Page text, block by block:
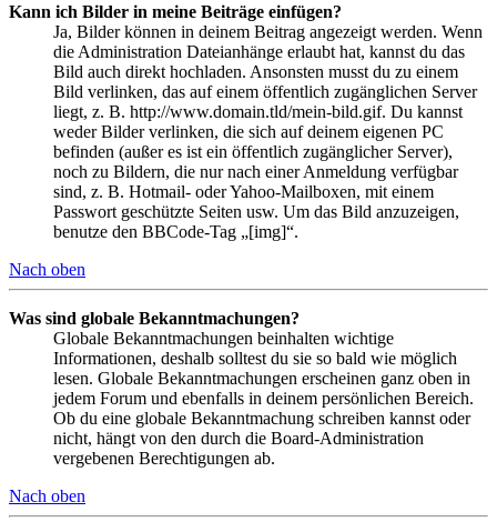
Kann ich Bilder in meine Beiträge einfügen?
Ja, Bilder können in deinem Beitrag angezeigt werden. Wenn
die Administration Dateianhänge erlaubt hat, kannst du das
Bild auch direkt hochladen. Ansonsten musst du zu einem
Bild verlinken, das auf einem öffentlich zugänglichen Server
liegt, z. B. http://www.domain.tld/mein-bild.gif. Du kannst
weder Bilder verlinken, die sich auf deinem eigenen PC
befinden (außer es ist ein öffentlich zugänglicher Server),
noch zu Bildern, die nur nach einer Anmeldung verfügbar
sind, z. B. Hotmail- oder Yahoo-Mailboxen, mit einem
Passwort geschützte Seiten usw. Um das Bild anzuzeigen,
benutze den BBCode-Tag „[img]“.
Nach oben
Was sind globale Bekanntmachungen?
Globale Bekanntmachungen beinhalten wichtige
Informationen, deshalb solltest du sie so bald wie möglich
lesen. Globale Bekanntmachungen erscheinen ganz oben in
jedem Forum und ebenfalls in deinem persönlichen Bereich.
Ob du eine globale Bekanntmachung schreiben kannst oder
nicht, hängt von den durch die Board-Administration
vergebenen Berechtigungen ab.
Nach oben